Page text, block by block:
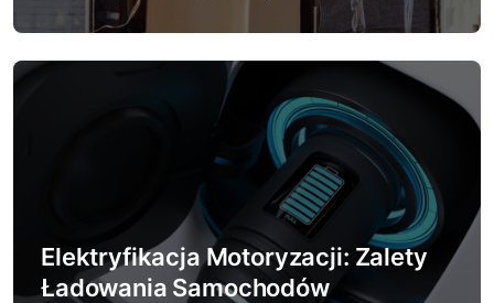
Przeprowadzkowej
Elektryfikacja Motoryzacji: Zalety
Ładowania Samochodów